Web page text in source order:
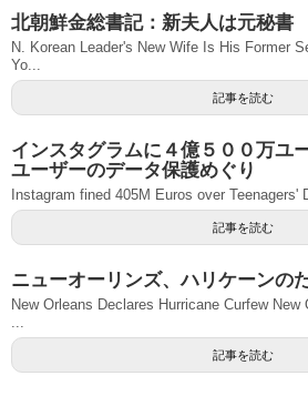
北朝鮮金総書記：新夫人は元秘書
N. Korean Leader's New Wife Is His Former
Yo...
記事を読む
インスタグラムに４億５００万ユ
ユーザーのデータ保護めぐり
Instagram fined 405M Euros over Teenagers'
記事を読む
ニューオーリンズ、ハリケーンの
New Orleans Declares Hurricane Curfew
...
記事を読む